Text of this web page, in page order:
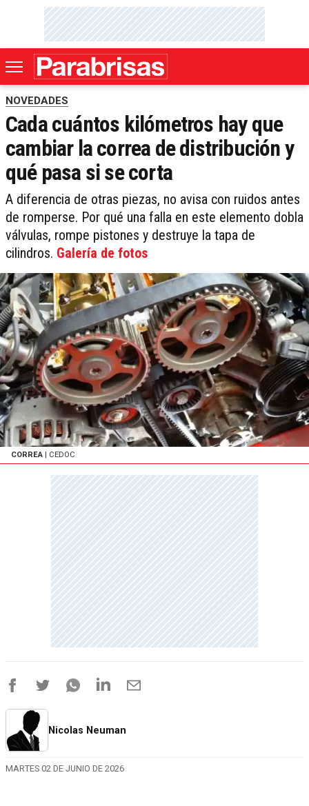
NOVEDADES
Cada cuántos kilómetros hay que
cambiar la correa de distribución y
qué pasa si se corta
A diferencia de otras piezas, no avisa con ruidos antes
de romperse. Por qué una falla en este elemento dobla
válvulas, rompe pistones y destruye la tapa de
cilindros. Galería de fotos
CORREA | CEDOC
Nicolas Neuman
MARTES 02 DE JUNIO DE 2026